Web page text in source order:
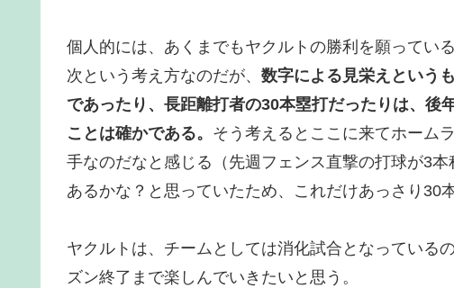
個人的には、あくまでもヤクルトの勝利を願ってい
次という考え方なのだが、 数字による見栄えという
であったり、長距離打者の30本塁打だったりは、後
ことは確かである。 そう考えるとここに来てホーム
手なのだなと感じる（先週フェンス直撃の打球が3
あるかな？と思っていたため、これだけあっさり30
ヤクルトは、チームとしては消化試合となっている
ズン終了まで楽しんでいきたいと思う。